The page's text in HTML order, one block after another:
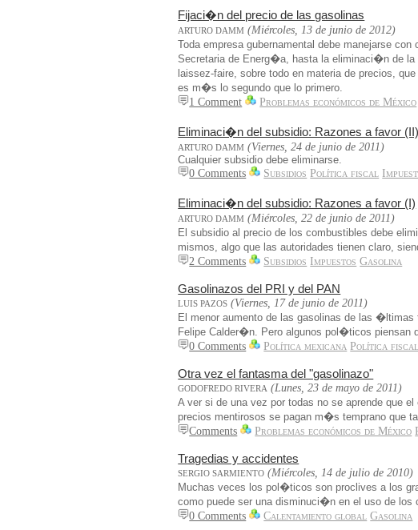
Fijaci�n del precio de las gasolinas
ARTURO DAMM (Miércoles, 13 de junio de 2012)
Toda empresa gubernamental debe manejarse
Secretaria de Energ�a, hasta la eliminaci�n de la
laissez-faire, sobre todo en materia de precios,
es m�s lo segundo que lo primero.
1 Comment
Problemas económicos de México
Eliminaci�n del subsidio: Razones a favor (II)
ARTURO DAMM (Viernes, 24 de junio de 2011)
Cualquier subsidio debe eliminarse.
0 Comments
Subsidios Política fiscal
Eliminaci�n del subsidio: Razones a favor (I)
ARTURO DAMM (Miércoles, 22 de junio de 2011)
El subsidio al precio de los combustibles debe
mismos, algo que las autoridades tienen claro,
2 Comments
Subsidios Impuestos Gasolina
Gasolinazos del PRI y del PAN
LUIS PAZOS (Viernes, 17 de junio de 2011)
El menor aumento de las gasolinas de las
Felipe Calder�n. Pero algunos pol�ticos piensan
0 Comments
Política mexicana Política fiscal
Otra vez el fantasma del "gasolinazo"
GODOFREDO RIVERA (Lunes, 23 de mayo de 2011)
A ver si de una vez por todas no se aprende que
precios mentirosos se pagan m�s temprano que
Comments
Problemas económicos de México
Tragedias y accidentes
SERGIO SARMIENTO (Miércoles, 14 de julio de 2010)
Muchas veces los pol�ticos son proclives a los
como puede ser una disminuci�n en el uso de los
0 Comments
Calentamiento global Gasolina